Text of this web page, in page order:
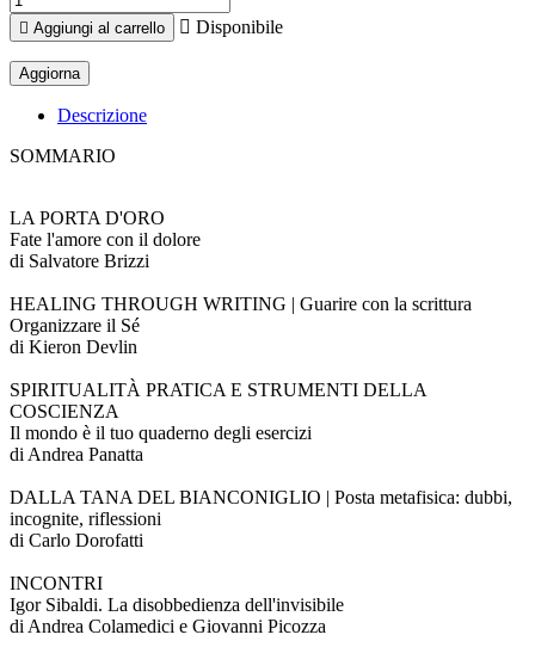
 Aggiungi al carrello  Disponibile
Descrizione
SOMMARIO
LA PORTA D'ORO
Fate l'amore con il dolore
di Salvatore Brizzi
HEALING THROUGH WRITING | Guarire con la scrittura
Organizzare il Sé
di Kieron Devlin
SPIRITUALITÀ PRATICA E STRUMENTI DELLA
COSCIENZA
Il mondo è il tuo quaderno degli esercizi
di Andrea Panatta
DALLA TANA DEL BIANCONIGLIO | Posta metafisica: dubbi,
incognite, riflessioni
di Carlo Dorofatti
INCONTRI
Igor Sibaldi. La disobbedienza dell'invisibile
di Andrea Colamedici e Giovanni Picozza